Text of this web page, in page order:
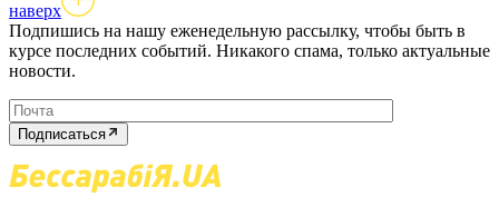
наверх
Подпишись на нашу еженедельную рассылку, чтобы быть в
курсе последних событий. Никакого спама, только актуальные
новости.
Подписаться